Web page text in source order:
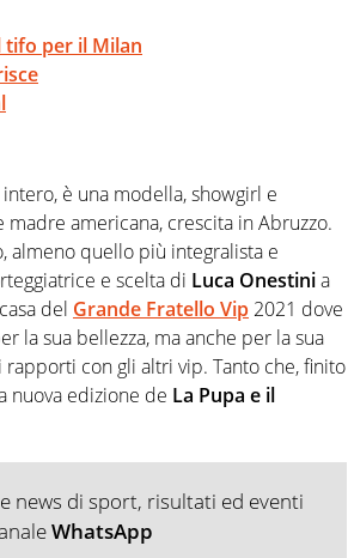
tifo per il Milan
è una modella, showgirl e
americana, crescita in Abruzzo.
almeno quello più integralista e
e scelta di Luca Onestinia
del Grande Fratello Vip 2021 dove
la sua bellezza, ma anche per la sua
con gli altri vip. Tanto che, finito
nuova edizione de La Pupa e il
news di sport, risultati ed eventi
WhatsApp